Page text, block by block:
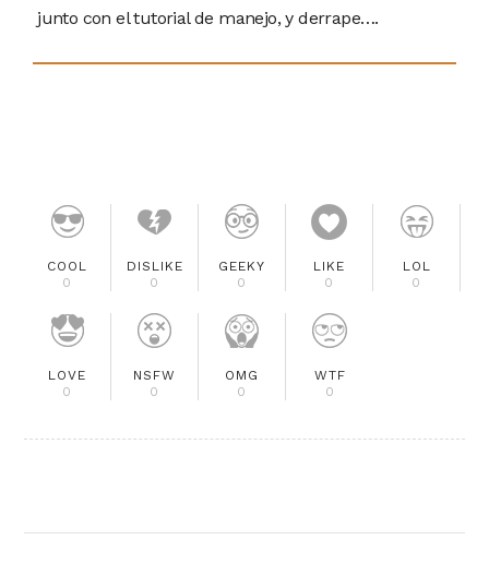
junto con el tutorial de manejo, y derrape….
COOL
0
DISLIKE
0
GEEKY
0
LIKE
0
LOL
0
LOVE
0
NSFW
0
OMG
0
WTF
0